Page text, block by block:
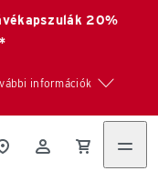
20%
információk